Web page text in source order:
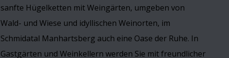
sanfte Hügelketten mit Weingärten, umgeben von
Wald- und Wiese und idyllischen Weinorten, im
Schmidatal Manhartsberg auch eine Oase der Ruhe. In
Gastgärten und Weinkellern werden Sie mit freundlicher